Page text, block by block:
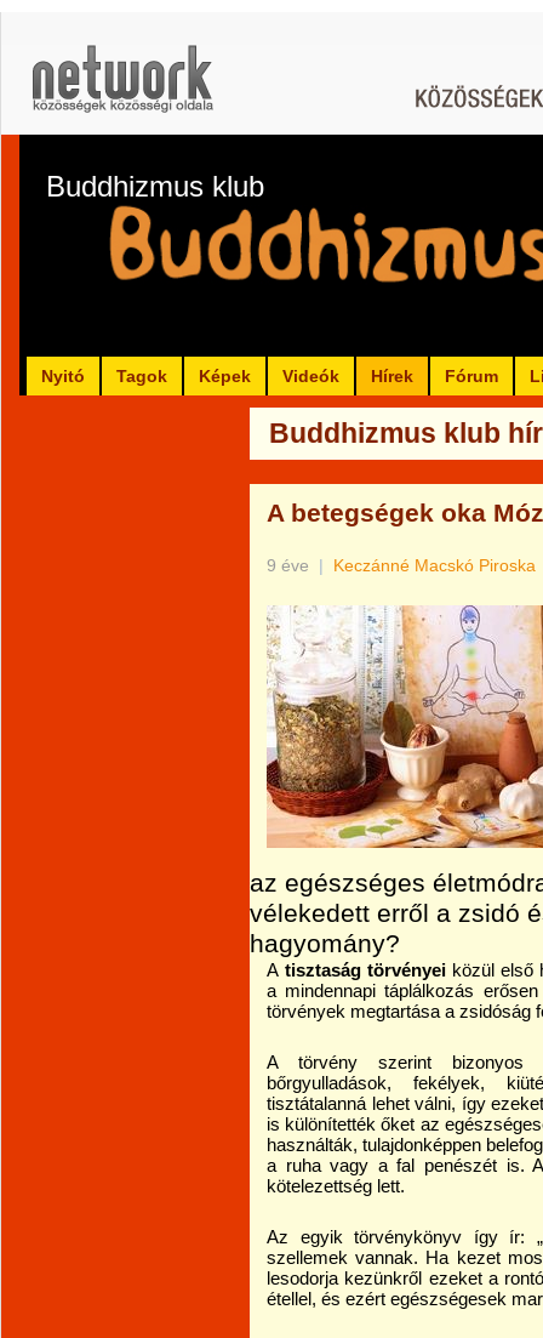
Buddhizmus klub
Nyitó Tagok Képek Videók Hírek Fórum
Buddhizmus klub
A betegségek oka
9 éve | Keczánné Macskó Piroska
az egészséges
vélekedett erről a zsidó
hagyomány?
A tisztaság törvényeiközül első
a mindennapi táplálkozás
törvények megtartása a zsidóság
A törvény szerint bizonyos
bőrgyulladások, fekélyek,
tisztátalanná lehet válni, így
is különítették őket az
használták, tulajdonképpen
a ruha vagy a fal penészét is.
kötelezettség lett.
Az egyik törvénykönyv így ír:
szellemek vannak. Ha kezet
lesodorja kezünkről ezeket a
étellel, és ezért egészségesek